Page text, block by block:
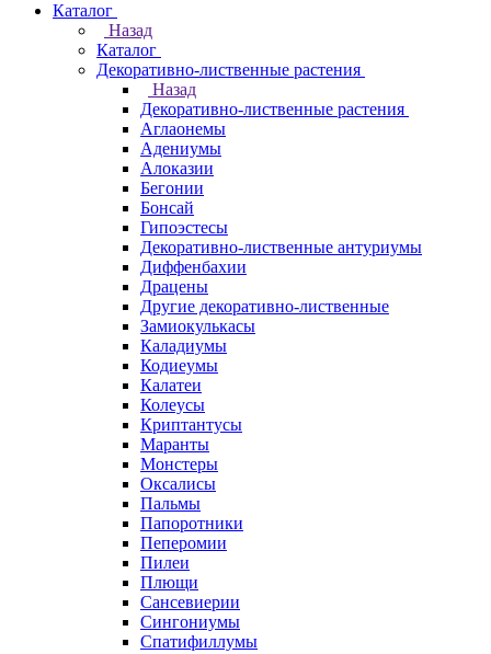
Каталог
Назад
Каталог
Декоративно-лиственные растения
Назад
Декоративно-лиственные растения
Аглаонемы
Адениумы
Алоказии
Бегонии
Бонсай
Гипоэстесы
Декоративно-лиственные антуриумы
Диффенбахии
Драцены
Другие декоративно-лиственные
Замиокулькасы
Каладиумы
Кодиеумы
Калатеи
Колеусы
Криптантусы
Маранты
Монстеры
Оксалисы
Пальмы
Папоротники
Пеперомии
Пилеи
Плющи
Сансевиерии
Сингониумы
Спатифиллумы